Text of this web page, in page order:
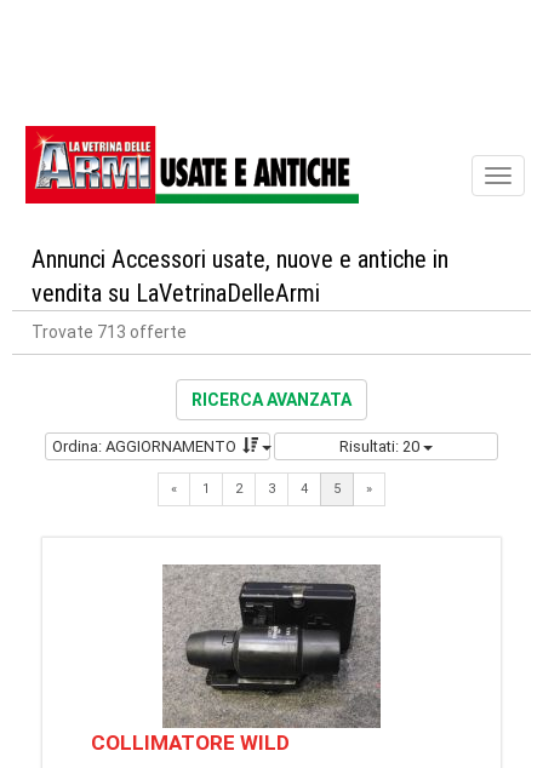
Annunci Accessori usate, nuove e antiche in
vendita su LaVetrinaDelleArmi
Trovate 713 offerte
RICERCA AVANZATA
Ordina: AGGIORNAMENTO Risultati: 20
«Previous
1 2 3 4 5 »Next
COLLIMATORE WILD